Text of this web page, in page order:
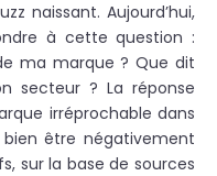
naissant. Aujourd’hui,
à cette question :
ma marque ? Que dit
secteur ? La réponse
irréprochable dans
être négativement
sur la base de sources